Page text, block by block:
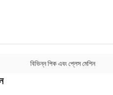
বিভিন্ন পিক এবং প্লেস মেশিন